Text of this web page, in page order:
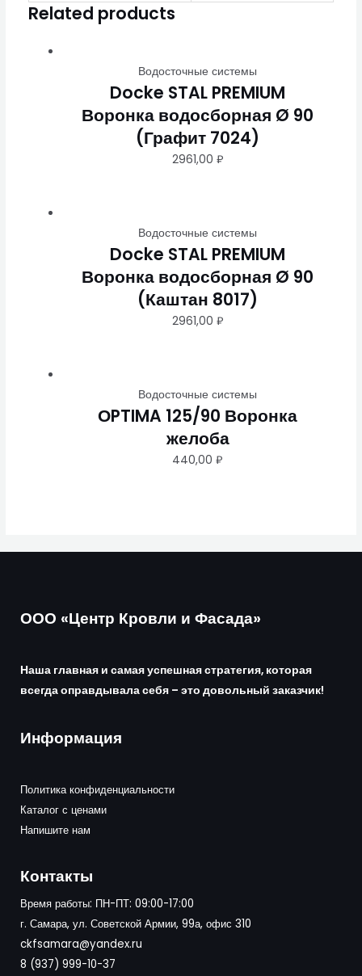
Related products
Водосточные системы
Docke STAL PREMIUM
Воронка водосборная Ø 90
(Графит 7024)
2961,00 ₽
Водосточные системы
Docke STAL PREMIUM
Воронка водосборная Ø 90
(Каштан 8017)
2961,00 ₽
Водосточные системы
ОPTIMA 125/90 Воронка
желоба
440,00₽
ООО «Центр Кровли и Фасада»
Наша главная и самая успешная стратегия, которая
всегда оправдывала себя – это довольный заказчик!
Информация
Политика конфиденциальности
Каталог с ценами
Напишите нам
Контакты
Время работы: ПН-ПТ: 09:00-17:00
г. Самара, ул. Советской Армии, 99а, офис 310
ckfsamara@yandex.ru
8 (937) 999-10-37